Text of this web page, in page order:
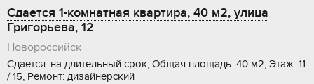
Сдается 1-комнатная квартира, 40 м2, улица
Григорьева, 12
Новороссийск
Сдается: на длительный срок, Общая площадь: 40 м2, Этаж: 11
/ 15, Ремонт: дизайнерский